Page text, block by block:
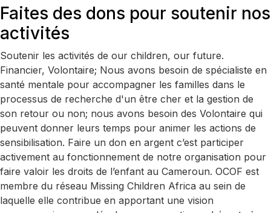
Faites des dons pour soutenir nos
activités
Soutenir les activités de our children, our future.
Financier, Volontaire; Nous avons besoin de spécialiste en
santé mentale pour accompagner les familles dans le
processus de recherche d'un être cher et la gestion de
son retour ou non; nous avons besoin des Volontaire qui
peuvent donner leurs temps pour animer les actions de
sensibilisation. Faire un don en argent c’est participer
activement au fonctionnement de notre organisation pour
faire valoir les droits de l’enfant au Cameroun. OCOF est
membre du réseau Missing Children Africa au sein de
laquelle elle contribue en apportant une vision